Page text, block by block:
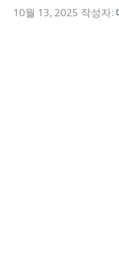
10월 13, 2025 작성자: